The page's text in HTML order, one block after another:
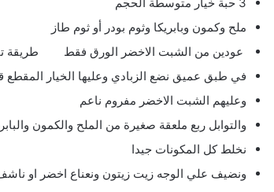
ملح وكمون وبابريكا وثوم بودر أو ثوم طاز
عودين من الشبت الاخضر الورق فقط طريقة
في طبق عميق نضع الزبادي وعليها الخيار
وعليهم الشبت الاخضر مفروم ناعم
والتوابل ربع ملعقة صغيرة من الملح والكمون
نخلط كل المكونات جيدا
ونضيف علي الوجه زيت زيتون ونعناع اخضر او